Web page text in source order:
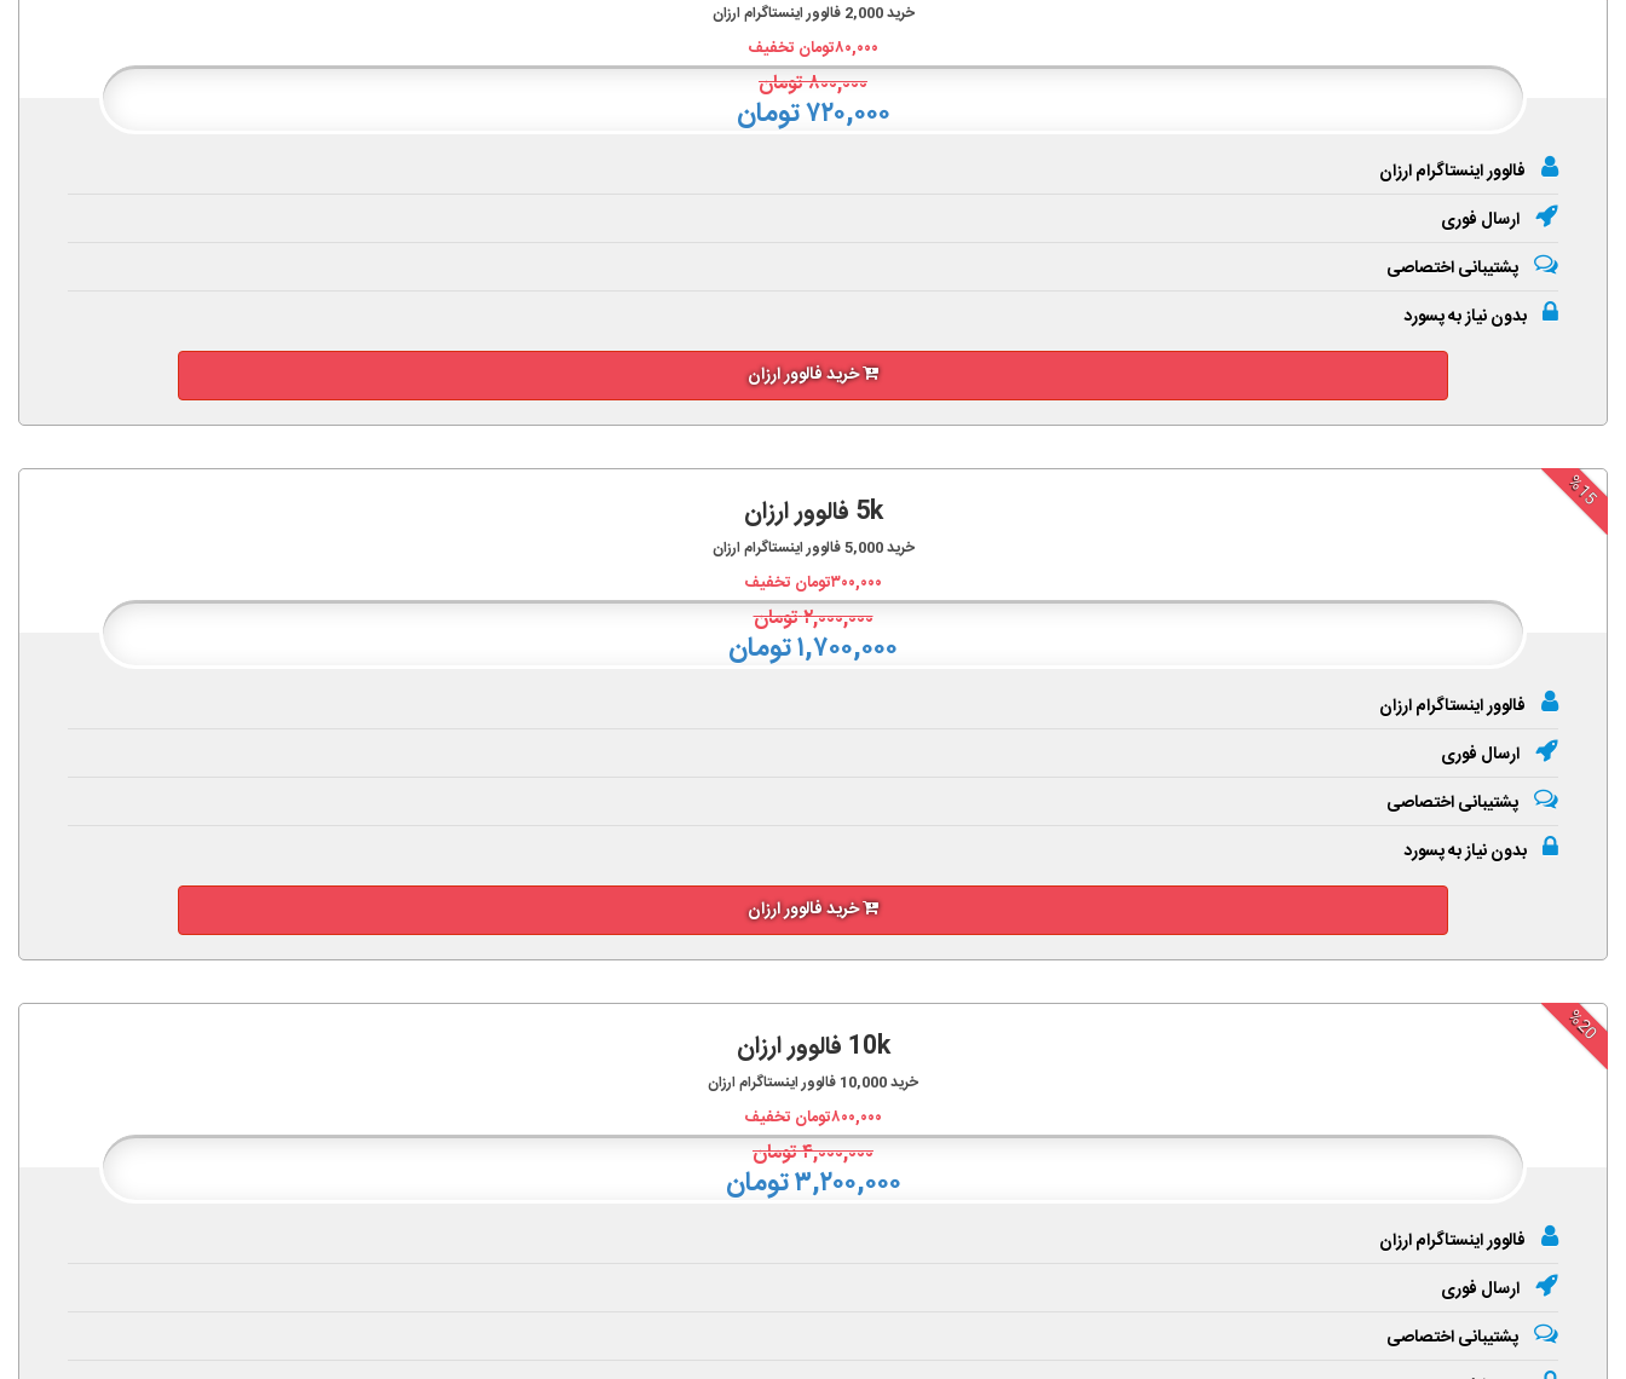
خرید2,000 فالوور اینستاگرام ارزان
۸۰,۰۰۰تومان تخفیف
۸۰۰,۰۰۰تومان
۷۲۰,۰۰۰ تومان
فالوور اینستاگرام ارزان
ارسال فوری
پشتیبانی اختصاصی
بدون نیاز به پسورد
خرید فالوور ارزان
%15
5k فالوور ارزان
خرید5,000فالوور اینستاگرام ارزان
۳۰۰,۰۰۰تومان تخفیف
۲,۰۰۰,۰۰۰تومان
۱,۷۰۰,۰۰۰ تومان
فالوور اینستاگرام ارزان
ارسال فوری
پشتیبانی اختصاصی
بدون نیاز به پسورد
خرید فالوور ارزان
%20
10k فالوور ارزان
خرید10,000 فالوور اینستاگرام ارزان
۸۰۰,۰۰۰تومان تخفیف
۴,۰۰۰,۰۰۰تومان
۳,۲۰۰,۰۰۰ تومان
فالوور اینستاگرام ارزان
ارسال فوری
پشتیبانی اختصاصی